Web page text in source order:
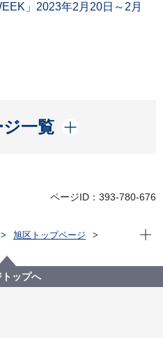
」2023年2月20日～2月
一覧
開く
ページID：393-780-676
旭区トップページ
ー「みなくる」
イベント
現在
ップへ